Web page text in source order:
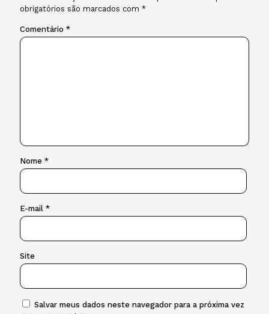
obrigatórios são marcados com *
Comentário *
Nome *
E-mail *
Site
Salvar meus dados neste navegador para a próxima vez